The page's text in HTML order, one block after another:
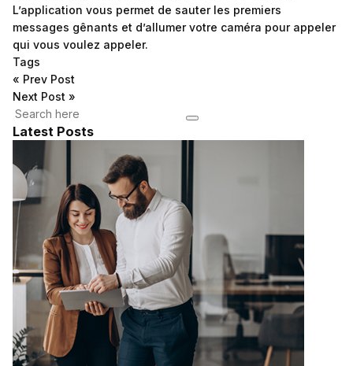
L’application vous permet de sauter les premiers
messages gênants et d’allumer votre caméra pour appeler
qui vous voulez appeler.
Tags
« Prev Post
Next Post »
Latest Posts